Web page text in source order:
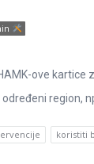
ove
region,
koristiti